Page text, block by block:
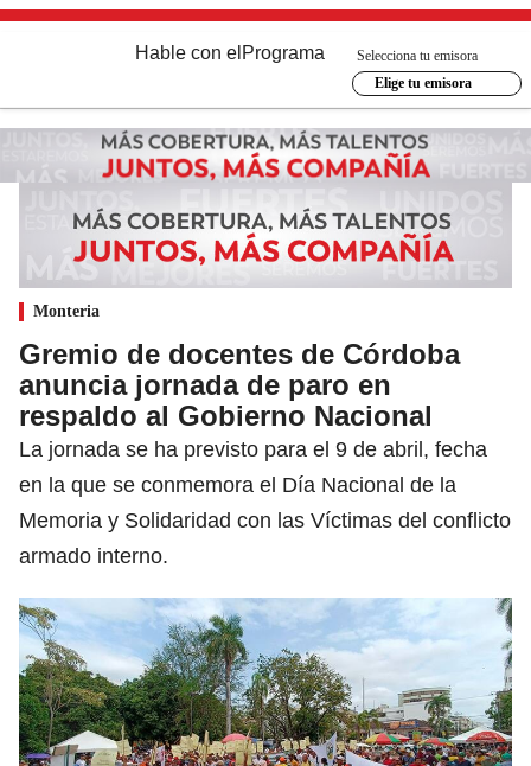
Hable con el Programa
Selecciona tu emisora
Elige tu emisora
Monteria
Gremio de docentes de Córdoba
anuncia jornada de paro en
respaldo al Gobierno Nacional
La jornada se ha previsto para el 9 de abril, fecha
en la que se conmemora el Día Nacional de la
Memoria y Solidaridad con las Víctimas del conflicto
armado interno.